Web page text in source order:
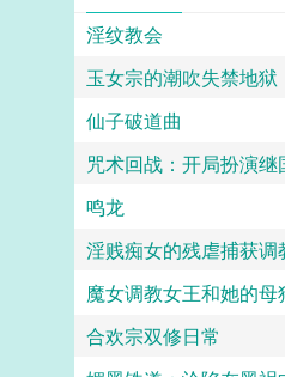
淫纹教会
玉女宗的潮吹失禁地狱
仙子破道曲
咒术回战：开局扮演继
鸣龙
淫贱痴女的残虐捕获调
魔女调教女王和她的母
合欢宗双修日常